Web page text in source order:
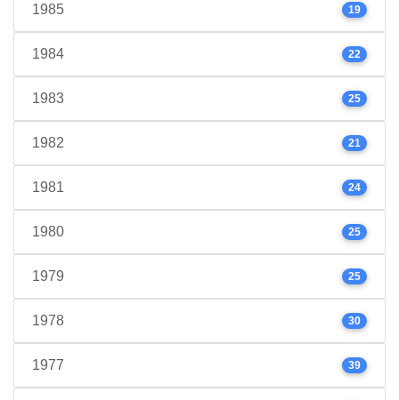
1985 19
1984 22
1983 25
1982 21
1981 24
1980 25
1979 25
1978 30
1977 39